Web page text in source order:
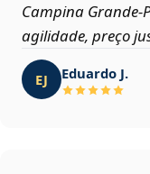
Campina
agilidade, preço
EJ Eduardo J.